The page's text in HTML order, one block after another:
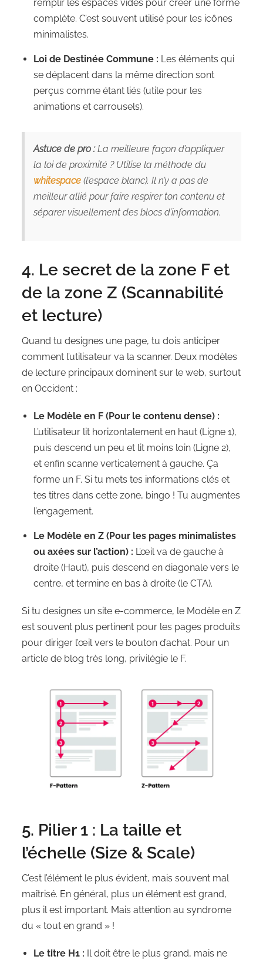
remplir les espaces vides pour créer une forme
complète. C’est souvent utilisé pour les icônes
minimalistes.
Loi de Destinée Commune : Les éléments qui
se déplacent dans la même direction sont
perçus comme étant liés (utile pour les
animations et carrousels).
Astuce de pro :La meilleure façon d’appliquer
la loi de proximité ? Utilise la méthode du
whitespace (l’espace blanc). Il n’y a pas de
meilleur allié pour faire respirer ton contenu et
séparer visuellement des blocs d’information.
4. Le secret de la zone F et
de la zone Z (Scannabilité
et lecture)
Quand tu designes une page, tu dois anticiper
comment l’utilisateur va la scanner. Deux modèles
de lecture principaux dominent sur le web, surtout
en Occident :
Le Modèle en F (Pour le contenu dense) :
L’utilisateur lit horizontalement en haut (Ligne 1),
puis descend un peu et lit moins loin (Ligne 2),
et enfin scanne verticalement à gauche. Ça
forme un F. Si tu mets tes informations clés et
tes titres dans cette zone, bingo ! Tu augmentes
l’engagement.
Le Modèle en Z (Pour les pages minimalistes
ou axées sur l’action) : L’œil va de gauche à
droite (Haut), puis descend en diagonale vers le
centre, et termine en bas à droite (le CTA).
Si tu designes un site e-commerce, le Modèle en Z
est souvent plus pertinent pour les pages produits
pour diriger l’œil vers le bouton d’achat. Pour un
article de blog très long, privilégie le F.
5. Pilier 1 : La taille et
l’échelle (Size & Scale)
C’est l’élément le plus évident, mais souvent mal
maîtrisé. En général, plus un élément est grand,
plus il est important. Mais attention au syndrome
du « tout en grand » !
Le titre H1 : Il doit être le plus grand, mais ne